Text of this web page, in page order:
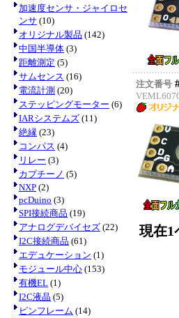
加速度センサ・ジャイロセ
ンサ (10)
オリジナル製品 (142)
中国半導体 (3)
距離測定 (5)
サムセンス (16)
電流計測 (20)
ステッピングモーター (6)
IARシステムズ (11)
絶縁 (23)
コンパス (4)
リレー (3)
カプチーノ (5)
NXP (2)
pcDuino (3)
SPI接続商品 (19)
アナログデバイセズ (22)
I2C接続商品 (61)
エデュケーション (1)
モジュール中心 (153)
有機EL (1)
I2C液晶 (5)
ピンフレーム (14)
注文番号
現在1